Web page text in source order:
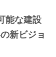
能な建設
新ビジョ